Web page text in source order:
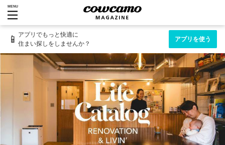
MENU
📱 アプリでもっと快適に
住まい探しをしませんか？
アプリを使う